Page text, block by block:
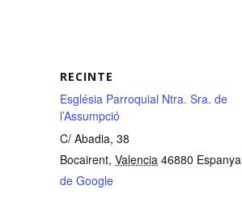
RECINTE
Església Parroquial Ntra. Sra. de
l’Assumpció
C/ Abadia, 38
Bocairent, Valencia 46880 Espanya
de Google